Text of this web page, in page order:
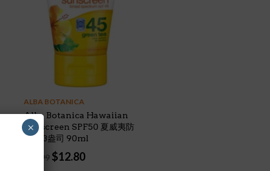
ALBA BOTANICA
Alba Botanica Hawaiian
Sunscreen SPF50 夏威夷防
曬霜 3盎司 90ml
13.99 Original
$12.80Current
×